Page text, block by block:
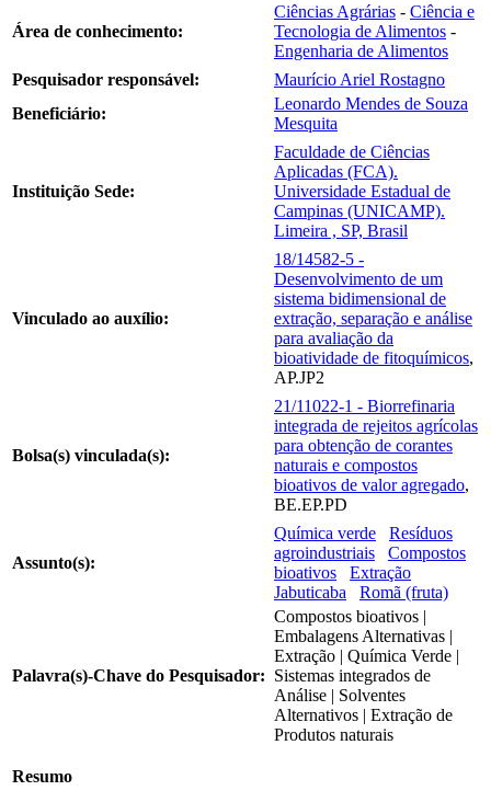
Área de conhecimento:
Ciências Agrárias - Ciência e
Tecnologia de Alimentos -
Engenharia de Alimentos
Pesquisador responsável:
Maurício Ariel Rostagno
Beneficiário:
Leonardo Mendes de Souza
Mesquita
Instituição Sede:
Faculdade de Ciências
Aplicadas (FCA).
Universidade Estadual de
Campinas (UNICAMP).
Limeira , SP, Brasil
Vinculado ao auxílio:
18/14582-5 -
Desenvolvimento de um
sistema bidimensional de
extração, separação e análise
para avaliação da
bioatividade de fitoquímicos,
AP.JP2
Bolsa(s) vinculada(s):
21/11022-1 - Biorrefinaria
integrada de rejeitos agrícolas
para obtenção de corantes
naturais e compostos
bioativos de valor agregado,
BE.EP.PD
Assunto(s):
Química verde
Resíduos
agroindustriais
Compostos
bioativos
Extração
Jabuticaba
Romã (fruta)
Palavra(s)-Chave do Pesquisador:
Compostos bioativos |
Embalagens Alternativas |
Extração | Química Verde |
Sistemas integrados de
Análise | Solventes
Alternativos | Extração de
Produtos naturais
Resumo